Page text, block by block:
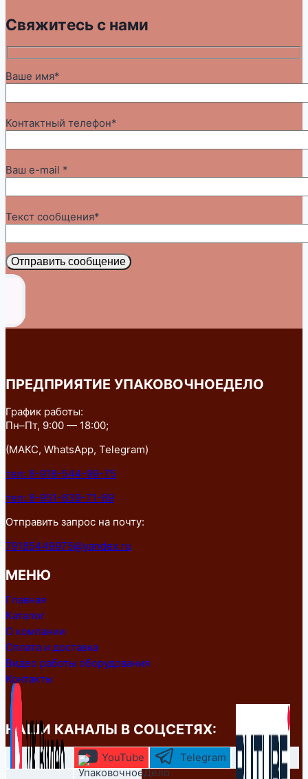
Свяжитесь с нами
Ваше имя*
Контактный телефон*
Ваш e-mail *
Текст сообщения*
Отправить сообщение
ПРЕДПРИЯТИЕ УПАКОВОЧНОЕДЕЛО
График работы:
Пн–Пт, 9:00 — 18:00;
(МАКС, WhatsApp, Telegram)
тел: 8-918-544-99-75
тел: 8-951-839-71-89
Отправить запрос на почту:
79185449975@yandex.ru
МЕНЮ
Главная
Каталог
О компании
Оплата и доставка
Видео работы оборудования
Контакты
НАШИ КАНАЛЫ В СОЦСЕТЯХ:
YouTube Telegram